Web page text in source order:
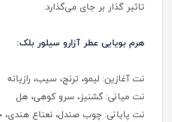
تاثیر گذار بر جای می‌گذارد.
هرم بویایی عطر آزارو سیلور بلک:
نت آغازین: لیمو، ترنج، سیب، رازیانه
نت میانی: گشنیز، سرو کوهی، هل
نت پایانی: چوب صندل، نعناع